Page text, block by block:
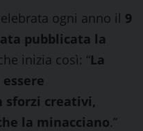
ogni anno il 9
pubblicata la
inizia così: “La
sforzi creativi,
la minacciano.”